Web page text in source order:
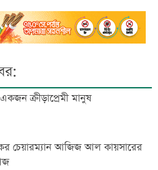
ক্রীড়াপ্রেমী মানুষ
চেয়ারম্যান আজিজ আল কায়সারের